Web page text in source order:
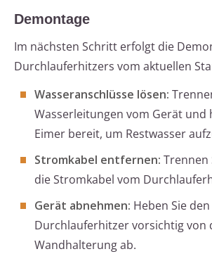
Demontage
Im nächsten Schritt erfolgt die
Durchlauferhitzers vom aktuellen
Wasseranschlüsse lösen:
Wasserleitungen vom Gerät und
Eimer bereit, um Restwasser
Stromkabel entfernen: Trennen
die Stromkabel vom
Gerät abnehmen: Heben Sie den
Durchlauferhitzer vorsichtig von
Wandhalterung ab.